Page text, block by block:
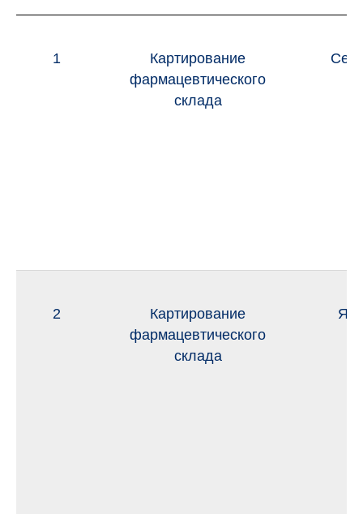
1
Картирование
фармацевтического
склада
2
Картирование
фармацевтического
склада